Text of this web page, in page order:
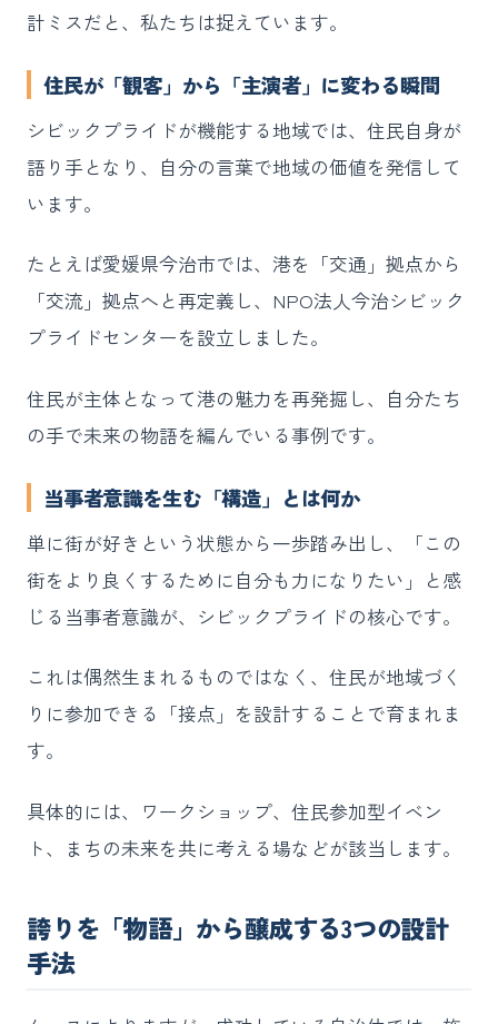
計ミスだと、私たちは捉えています。
住民が「観客」から「主演者」に変わる瞬間
シビックプライドが機能する地域では、住民自身が
語り手となり、自分の言葉で地域の価値を発信して
います。
たとえば愛媛県今治市では、港を「交通」拠点から
「交流」拠点へと再定義し、NPO法人今治シビック
プライドセンターを設立しました。
住民が主体となって港の魅力を再発掘し、自分たち
の手で未来の物語を編んでいる事例です。
当事者意識を生む「構造」とは何か
単に街が好きという状態から一歩踏み出し、「この
街をより良くするために自分も力になりたい」と感
じる当事者意識が、シビックプライドの核心です。
これは偶然生まれるものではなく、住民が地域づく
りに参加できる「接点」を設計することで育まれま
す。
具体的には、ワークショップ、住民参加型イベン
ト、まちの未来を共に考える場などが該当します。
誇りを「物語」から醸成する3つの設計
手法